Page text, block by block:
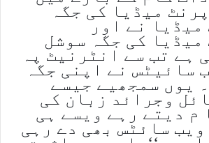
میڈیا کی جگہ
میڈیا نے اور
میڈیا کی جگہ سوشل
ہے تب سے انٹرنیٹ پہ
سائیٹس نے اپنی جگہ
یوں سمجھیے جیسے
وجرائد زبان کی
م دیتے رہے ویسے ہی
ویب سائٹس بھی دے رہی